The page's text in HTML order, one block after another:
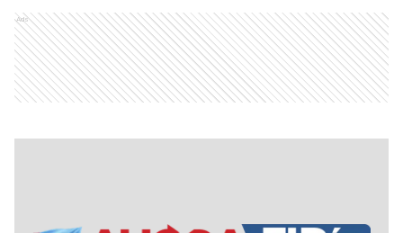
Ads